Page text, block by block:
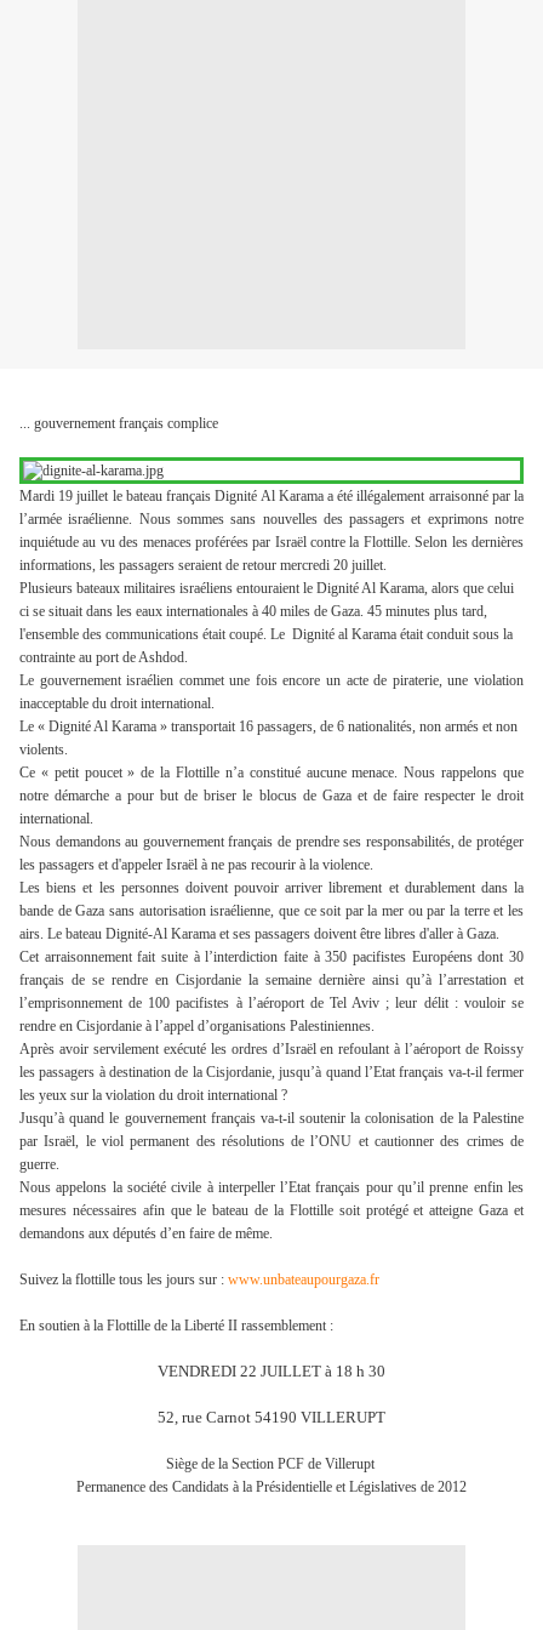
... gouvernement français complice
Mardi 19 juillet le bateau français Dignité Al Karama a été illégalement arraisonné par la
l’armée israélienne. Nous sommes sans nouvelles des passagers et exprimons notre
inquiétude au vu des menaces proférées par Israël contre la Flottille. Selon les dernières
informations, les passagers seraient de retour mercredi 20 juillet.
Plusieurs bateaux militaires israéliens entouraient le Dignité Al Karama, alors que celui
ci se situait dans les eaux internationales à 40 miles de Gaza. 45 minutes plus tard,
l'ensemble des communications était coupé. Le Dignité al Karama était conduit sous la
contrainte au port de Ashdod.
Le gouvernement israélien commet une fois encore un acte de piraterie, une violation
inacceptable du droit international.
Le « Dignité Al Karama » transportait 16 passagers, de 6 nationalités, non armés et non
violents.
Ce « petit poucet » de la Flottille n’a constitué aucune menace. Nous rappelons que
notre démarche a pour but de briser le blocus de Gaza et de faire respecter le droit
international.
Nous demandons au gouvernement français de prendre ses responsabilités, de protéger
les passagers et d'appeler Israël à ne pas recourir à la violence.
Les biens et les personnes doivent pouvoir arriver librement et durablement dans la
bande de Gaza sans autorisation israélienne, que ce soit par la mer ou par la terre et les
airs. Le bateau Dignité-Al Karama et ses passagers doivent être libres d'aller à Gaza.
Cet arraisonnement fait suite à l’interdiction faite à 350 pacifistes Européens dont 30
français de se rendre en Cisjordanie la semaine dernière ainsi qu’à l’arrestation et
l’emprisonnement de 100 pacifistes à l’aéroport de Tel Aviv ; leur délit : vouloir se
rendre en Cisjordanie à l’appel d’organisations Palestiniennes.
Après avoir servilement exécuté les ordres d’Israël en refoulant à l’aéroport de Roissy
les passagers à destination de la Cisjordanie, jusqu’à quand l’Etat français va-t-il fermer
les yeux sur la violation du droit international ?
Jusqu’à quand le gouvernement français va-t-il soutenir la colonisation de la Palestine
par Israël, le viol permanent des résolutions de l’ONU et cautionner des crimes de
guerre.
Nous appelons la société civile à interpeller l’Etat français pour qu’il prenne enfin les
mesures nécessaires afin que le bateau de la Flottille soit protégé et atteigne Gaza et
demandons aux députés d’en faire de même.
Suivez la flottille tous les jours sur : www.unbateaupourgaza.fr
En soutien à la Flottille de la Liberté II rassemblement :
VENDREDI 22 JUILLET à 18 h 30
52, rue Carnot 54190 VILLERUPT
Siège de la Section PCF de Villerupt
Permanence des Candidats à la Présidentielle et Législatives de 2012